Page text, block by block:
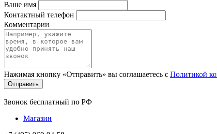
Ваше имя
Контактный телефон
Комментарии
Нажимая кнопку «Отправить» вы соглашаетесь с Политикой
Звонок бесплатный по РФ
Магазин